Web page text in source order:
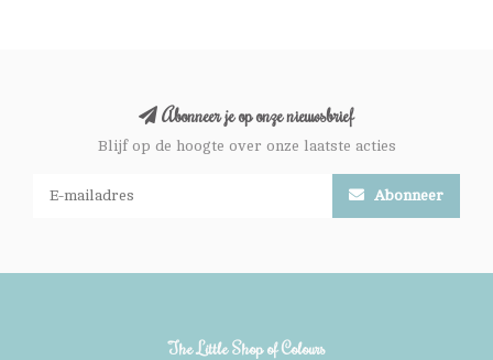
Abonneer je op onze nieuwsbrief
Blijf op de hoogte over onze laatste acties
Abonneer
The Little Shop of Colours